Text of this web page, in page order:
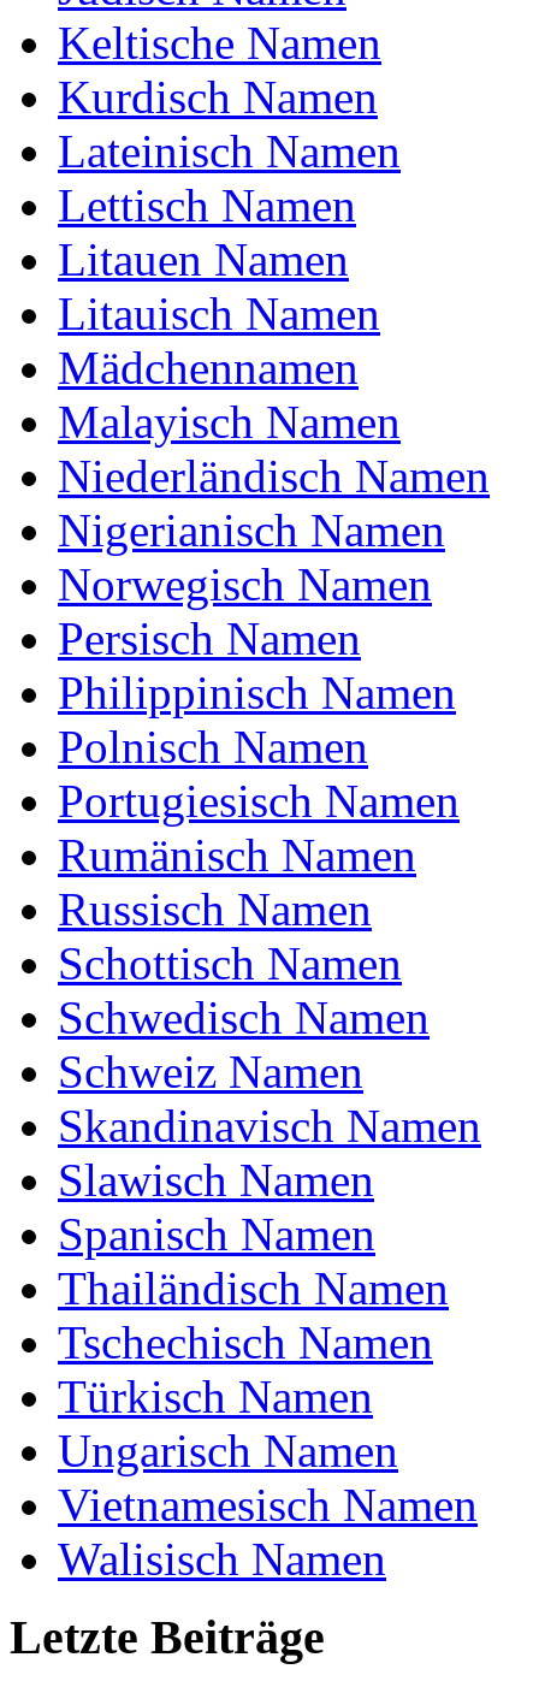
NATO
Washington
Lima
Romeo
Charlie
Dinkelsbühl
Clingen
Hainichen
Gibt es Wilderich Namen in
der Bibel / Thora / Koran?
Wilderich Name nicht in der Bibel / Thora /
Koran gefunden.
Ist Wilderich Name Passform
für Babynamen?
Unsere Forschungsergebnisse für; Wilderich ist
Name der Passform.
Keltische Namen
Kurdisch Namen
Lateinisch Namen
Lettisch Namen
Litauen Namen
Litauisch Namen
Mädchennamen
Malayisch Namen
Niederländisch Namen
Nigerianisch Namen
Norwegisch Namen
Persisch Namen
Philippinisch Namen
Polnisch Namen
Portugiesisch Namen
Rumänisch Namen
Russisch Namen
Schottisch Namen
Schwedisch Namen
Schweiz Namen
Skandinavisch Namen
Slawisch Namen
Spanisch Namen
Thailändisch Namen
Tschechisch Namen
Türkisch Namen
Ungarisch Namen
Vietnamesisch Namen
Walisisch Namen
Letzte Beiträge